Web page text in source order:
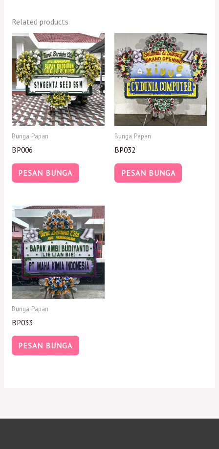
Related products
Bunga Papan
BP006
PESAN BUNGA
Bunga Papan
BP032
PESAN BUNGA
Bunga Papan
BP033
PESAN BUNGA